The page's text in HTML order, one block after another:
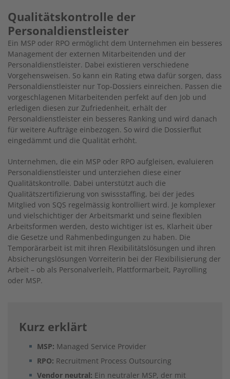
Qualitätskontrolle der
Personaldienstleister
Ein MSP oder RPO ermöglicht dem Unternehmen ein besseres
Management der externen Mitarbeitenden und der
Personaldienstleister. Dabei existieren verschiedene
Vorgehensweisen. So kann ein Rating etwa dafür sorgen, dass
Personaldienstleister nur Top-Dossiers einreichen. Passen die
vorgeschlagenen Mitarbeitenden perfekt auf den Job und
erledigen diesen zur Zufriedenheit, erhält der
Personaldienstleister ein besseres Ranking und wird danach
für weitere Aufträge einbezogen. So wird die Dossierflut
eingedämmt und die Qualität erhöht.
Unternehmen, die ein MSP oder RPO aufgleisen, evaluieren
Personaldienstleister und unterziehen diese einer
Qualitätskontrolle. Dabei unterstützt auch die
Qualitätszertifizierung von swissstaffing, bei der jedes
Mitglied von SQS regelmässig kontrolliert wird. Je komplexer
und vielschichtiger der Arbeitsmarkt und seine flexiblen
Arbeitsformen werden, desto wichtiger ist es, Klarheit über
die Gesetze und Rahmenbedingungen zu haben. Die
Temporärarbeit ist mit ihren Flexibilitätslösungen und ihren
Absicherungslösungen Vorreiterin bei der Flexibilisierung der
Arbeit – ob als Personalverleih, Plattformarbeit, Payrolling
oder MSP.
Kurz erklärt
MSP: Managed Service Provider
RPO: Recruitment Process Outsourcing
Vendor neutral: Ein neutraler MSP, der mit